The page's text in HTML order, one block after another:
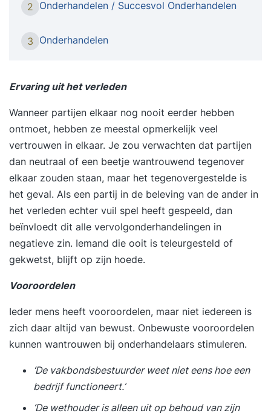
winstgevende deal te sluiten, maar ook om een
‘Onderhandelen Nieuwe Stijl’ leer je hoe je vanuit
overtuigend en effectief onderhandelt. Iets voor
jou De training ‘Onderhandelen Nieuwe Stijl’ is
bedoeld voor accountmanagers, salesmanagers,
consultants en inkopers die hun
onderhandelingsvaardigheden willen verdiepen
en hun impact willen vergroten. Wat deze
tweedaagse training uniek maakt Tijdens de
training ‘Onderhandelen Nieuwe Stijl’ leer je
onderhandelen vanuit inzicht in gedrag en
psychologie. Je ontdekt hoe je invloed uitoefent,
maakt. Door de combinatie van theorie, oefening
en reflectie ervaar je direct welk effect jouw
manier van communiceren heeft op het
onderhandelingsresultaat. Deze opzet biedt
vertalen naar je eigen praktijk. Voordelen van
deze tweedaagse opzet: Voor professionals die
hun onderhandelingsstijl willen versterken. Voor
2 Onderhandelen / Succesvol Onderhandelen
3 Onderhandelen
Ervaring uit het verleden
Wanneer partijen elkaar nog nooit eerder hebben
ontmoet, hebben ze meestal opmerkelijk veel
vertrouwen in elkaar. Je zou verwachten dat partijen
dan neutraal of een beetje wantrouwend tegenover
elkaar zouden staan, maar het tegenovergestelde is
het geval. Als een partij in de beleving van de ander in
het verleden echter vuil spel heeft gespeeld, dan
beïnvloedt dit alle vervolgonderhandelingen in
negatieve zin. Iemand die ooit is teleurgesteld of
gekwetst, blijft op zijn hoede.
Vooroordelen
Ieder mens heeft vooroordelen, maar niet iedereen is
zich daar altijd van bewust. Onbewuste vooroordelen
kunnen wantrouwen bij onderhandelaars stimuleren.
‘De vakbondsbestuurder weet niet eens hoe een
bedrijf functioneert.’
‘De wethouder is alleen uit op behoud van zijn